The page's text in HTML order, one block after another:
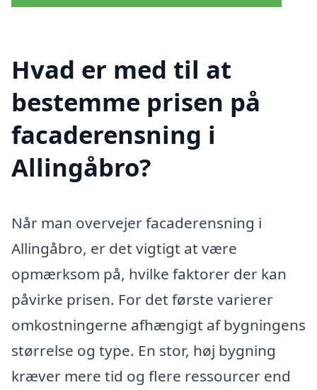
Hvad er med til at
bestemme prisen på
facaderensning i
Allingåbro?
Når man overvejer facaderensning i
Allingåbro, er det vigtigt at være
opmærksom på, hvilke faktorer der kan
påvirke prisen. For det første varierer
omkostningerne afhængigt af bygningens
størrelse og type. En stor, høj bygning
kræver mere tid og flere ressourcer end